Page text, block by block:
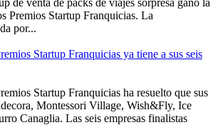
Premios Startup Franquicias. La
por...
Startup Franquicias ya tiene a sus seis
Startup Franquicias ha resuelto que sus
Montessori Village, Wish&Fly, Ice
Canaglia. Las seis empresas finalistas